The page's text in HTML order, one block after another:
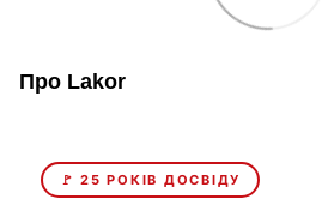
Про Lakor
🚩 25 РОКІВ ДОСВІДУ